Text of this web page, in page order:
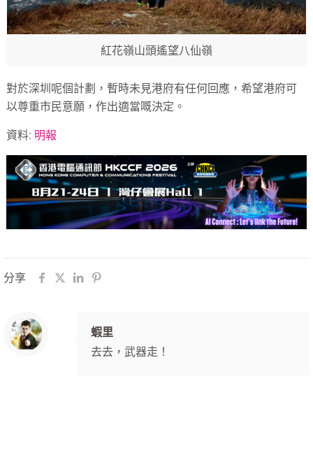
紅花嶺山頭遙望八仙嶺
對於深圳呢個計劃，暫時未見港府有任何回應，希望港府可
以尊重市民意願，作出適當嘅決定。
資料: 明報
分享
蝦里
去去，武器走！